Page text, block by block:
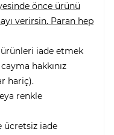
önce ürünü
verirsin. Paran hep
ürünleri iade etmek
hakkınız
hariç).
renkle
ücretsiz iade